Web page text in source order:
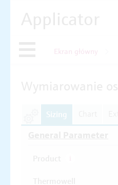
Ekran główny